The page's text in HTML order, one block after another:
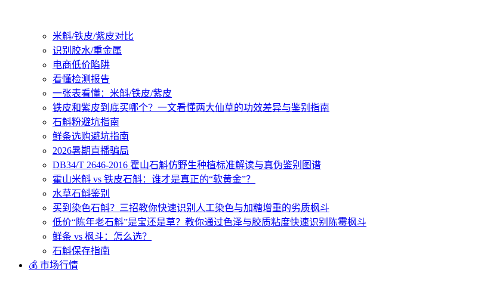
米斛/铁皮/紫皮对比
识别胶水/重金属
电商低价陷阱
看懂检测报告
一张表看懂：米斛/铁皮/紫皮
铁皮和紫皮到底买哪个？一文看懂两大仙草的功效差异与鉴别指南
石斛粉避坑指南
鲜条选购避坑指南
2026暑期直播骗局
DB34/T 2646-2016 霍山石斛仿野生种植标准解读与真伪鉴别图谱
霍山米斛 vs 铁皮石斛：谁才是真正的“软黄金”？
水草石斛鉴别
买到染色石斛？三招教你快速识别人工染色与加糖增重的劣质枫斗
低价“陈年老石斛”是宝还是草？教你通过色泽与胶质粘度快速识别陈霉枫斗
鲜条 vs 枫斗：怎么选？
石斛保存指南
💰 市场行情